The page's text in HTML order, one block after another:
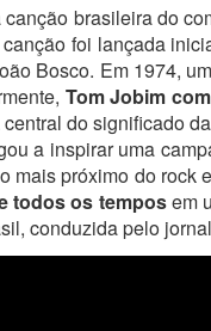
canção brasileira do
foi lançada
Bosco. Em 1974,
Tom Jobim
do significado
a inspirar uma
mais próximo do rock
todos os temposem
conduzida pelo